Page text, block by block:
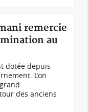
remercie
au
dotée depuis
L’on
des anciens